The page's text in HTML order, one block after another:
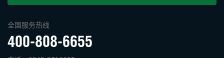
全国服务热线
400-808-6655